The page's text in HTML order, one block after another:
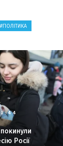
ПОЛІТИКА
Росії